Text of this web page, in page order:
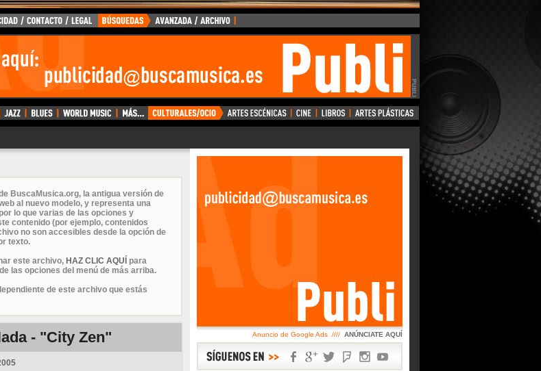
BuscaMusica.org, la antigua versión de
al nuevo modelo, y representa una
lo que varias de las opciones y
contenido (por ejemplo, contenidos
no son accesibles desde la opción de
texto.
este archivo, HAZ CLIC AQUÍ para
las opciones del menú de más arriba.
de este archivo que estás
- "City Zen" Anuncio de Google Ads //// ANÚNCIATE AQUÍ